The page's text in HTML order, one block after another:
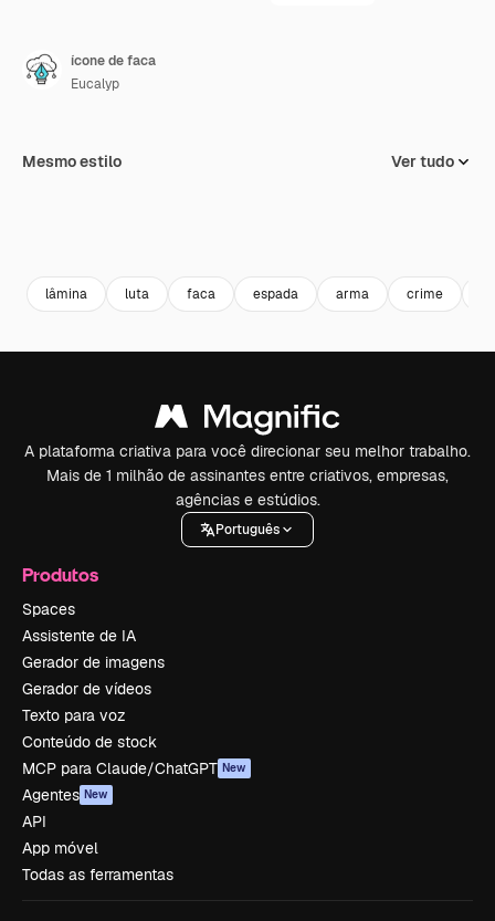
ícone de faca
Eucalyp
Mesmo estilo Ver tudo
lâmina luta faca espada arma crime
A plataforma criativa para você direcionar seu melhor trabalho.
Mais de 1 milhão de assinantes entre criativos, empresas,
agências e estúdios.
Português
Produtos
Spaces
Assistente de IA
Gerador de imagens
Gerador de vídeos
Texto para voz
Conteúdo de stock
MCP para Claude/ChatGPT New
Agentes New
API
App móvel
Todas as ferramentas